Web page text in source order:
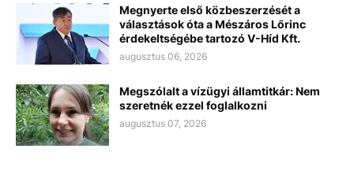
Megnyerte első közbeszerzését a
választások óta a Mészáros Lőrinc
érdekeltségébe tartozó V-Híd Kft.
augusztus 06, 2026
Megszólalt a vízügyi államtitkár: Nem
szeretnék ezzel foglalkozni
augusztus 07, 2026